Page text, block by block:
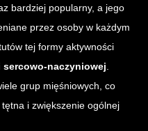
bardziej popularny, a jego
przez osoby w każdym
tej formy aktywności
naczyniowej
grup mięśniowych, co
i zwiększenie ogólnej